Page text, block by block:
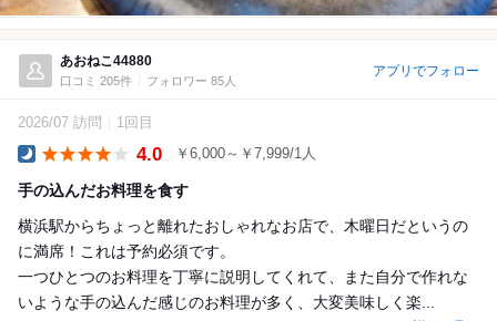
あおねこ44880
口コミ 205件 フォロワー 85人
アプリでフォロー
2026/07 訪問 1回目
4.0 ￥6,000～￥7,999/1人
手の込んだお料理を食す
横浜駅からちょっと離れたおしゃれなお店で、木曜日だというの
に満席！これは予約必須です。
一つひとつのお料理を丁寧に説明してくれて、また自分で作れな
いような手の込んだ感じのお料理が多く、大変美味しく楽...